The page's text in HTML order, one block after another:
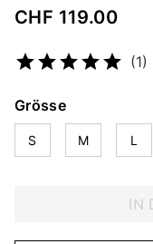
CHF 119.00
(1)
Grösse
S M L
IN